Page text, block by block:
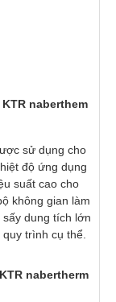
naberthem
sử dụng cho
độ ứng dụng
suất cao cho
không gian làm
dung tích lớn
trình cụ thể.
nabertherm